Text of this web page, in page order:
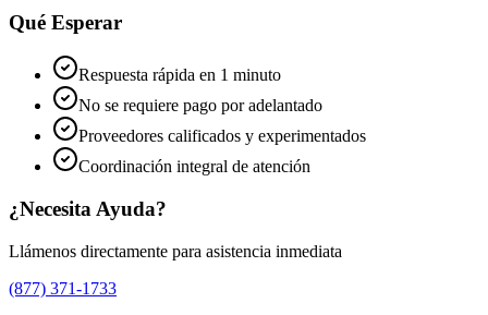
Qué Esperar
Respuesta rápida en 1 minuto
No se requiere pago por adelantado
Proveedores calificados y experimentados
Coordinación integral de atención
¿Necesita Ayuda?
Llámenos directamente para asistencia inmediata
(877) 371-1733